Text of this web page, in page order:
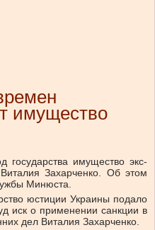
имущество
государства имущество экс-
Захарченко. Об этом
Минюста.
юстиции Украины подало
иск о применении санкции в
дел Виталия Захарченко.